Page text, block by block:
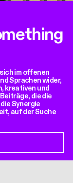
im offenen
Sprachen wider,
kreativen und
die die
Synergie
auf der Suche